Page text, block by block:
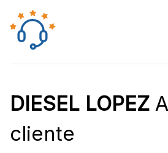
DIESEL LOPEZ
cliente